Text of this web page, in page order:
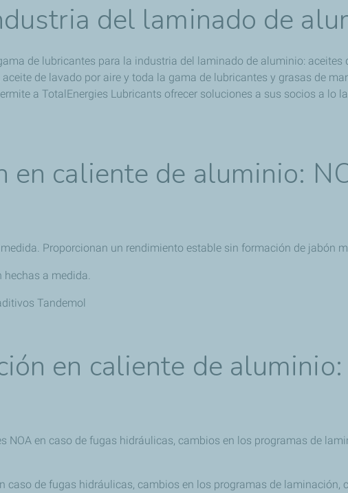
del laminado de
de lubricantes para la industria del laminado de aluminio: aceites
de lavado por aire y toda la gama de lubricantes y grasas de
a TotalEnergies Lubricants ofrecer soluciones a sus socios a lo
caliente de aluminio:
Proporcionan un rendimiento estable sin formación de jabón
a medida.
Tandemol
en caliente de
NOA en caso de fugas hidráulicas, cambios en los programas de
de fugas hidráulicas, cambios en los programas de laminación,